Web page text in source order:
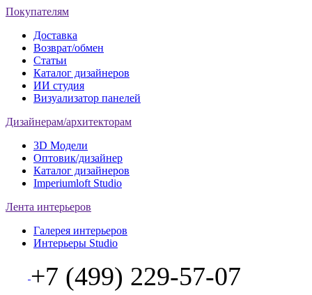
Покупателям
Доставка
Возврат/обмен
Статьи
Каталог дизайнеров
ИИ студия
Визуализатор панелей
Дизайнерам/архитекторам
3D Модели
Оптовик/дизайнер
Каталог дизайнеров
Imperiumloft Studio
Лента интерьеров
Галерея интерьеров
Интерьеры Studio
+7 (499) 229-57-07